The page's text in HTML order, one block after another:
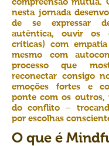
nesta jornada
de se expressar
autêntica, ouvir os
críticas) com
mesmo com
processo que
reconectar consigo
emoções fortes e
ponte com os outros,
do conflito –
por escolhas
O que é